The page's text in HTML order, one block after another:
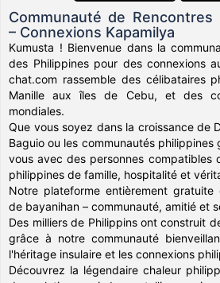
Communauté de Rencontres
– Connexions Kapamilya
Kumusta ! Bienvenue dans la
des Philippines pour des connexions
chat.com rassemble des célibataires
Manille aux îles de Cebu, et des
mondiales.
Que vous soyez dans la croissance de
Baguio ou les communautés
vous avec des personnes compatibles
philippines de famille, hospitalité et
Notre plateforme entièrement
de bayanihan – communauté, amitié et
Des milliers de Philippins ont construit
grâce à notre communauté
l'héritage insulaire et les connexions
Découvrez la légendaire chaleur